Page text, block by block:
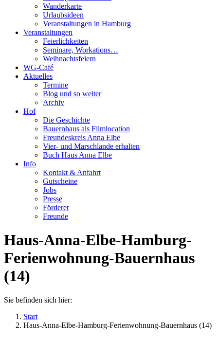
Wanderkarte
Urlaubsideen
Veranstaltungen in Hamburg
Veranstaltungen
Feierlichkeiten
Seminare, Workations…
Weihnachtsfeiern
WG-Café
Aktuelles
Termine
Blog und so weiter
Archiv
Hof
Die Geschichte
Bauernhaus als Filmlocation
Freundeskreis Anna Elbe
Vier- und Marschlande erhalten
Buch Haus Anna Elbe
Info
Kontakt & Anfahrt
Gutscheine
Jobs
Presse
Förderer
Freunde
Haus-Anna-Elbe-Hamburg-
Ferienwohnung-Bauernhaus
(14)
Sie befinden sich hier:
Start
Haus-Anna-Elbe-Hamburg-Ferienwohnung-Bauernhaus (14)